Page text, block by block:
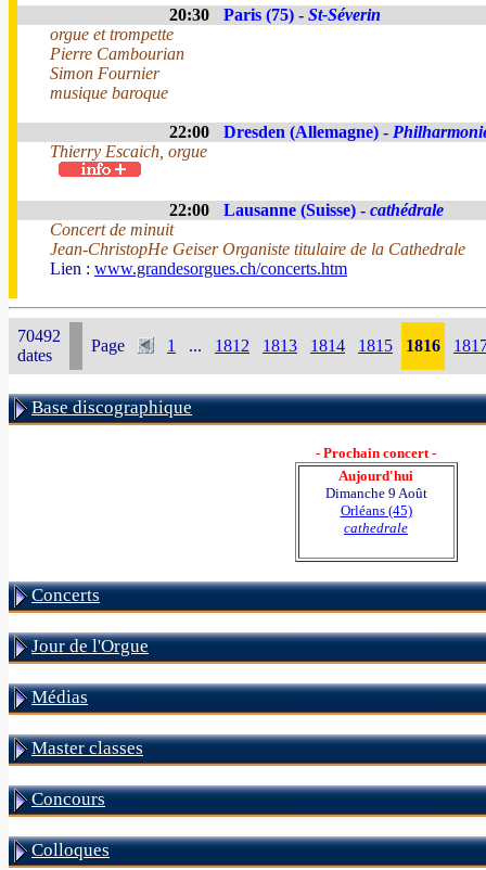
20:30 Paris (75) - St-Séverin
orgue et trompette
Pierre Cambourian
Simon Fournier
musique baroque
22:00 Dresden (Allemagne) -
Thierry Escaich, orgue
22:00 Lausanne (Suisse) - cathédrale
Concert de minuit
Jean-ChristopHe Geiser Organiste titulaire de la Cathedrale
Lien : www.grandesorgues.ch/concerts.htm
70492
dates
Page 1 ... 1812 1813 1814 1815 1816
Base discographique
- Prochain concert -
Aujourd'hui
Dimanche 9 Août
Orléans (45)
cathedrale
Concerts
Jour de l'Orgue
Médias
Master classes
Concours
Colloques